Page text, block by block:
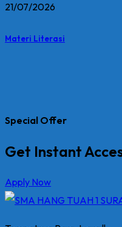
21/07/2026
Materi Literasi
Special Offer
Get Instant
Apply Now